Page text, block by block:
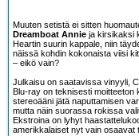
Muuten setistä ei sitten
Dreamboat Annie ja kirsikaksi
Heartin suurin kappale, niin
näissä kohdin kokonaista viisi
– eikö vain?
Julkaisu on saatavissa vinyyli,
Blu-ray on teknisesti
stereoääni jätä naputtamisen
mutta näin suorassa rokissa
Ekstroina on lyhyt
amerikkalaiset nyt vain osaavat